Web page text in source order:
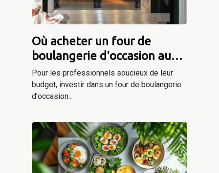
Où acheter un four de
boulangerie d'occasion au
meilleur prix ?
Pour les professionnels soucieux de leur
budget, investir dans un four de boulangerie
d'occasion...